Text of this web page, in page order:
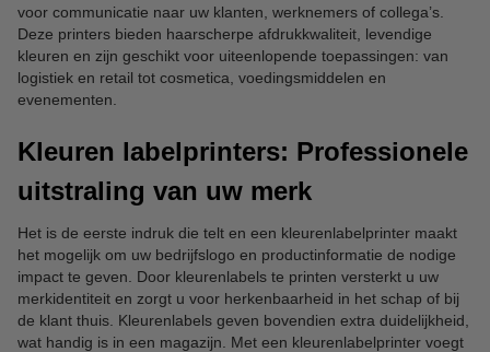
voor communicatie naar uw klanten, werknemers of collega’s.
Deze printers bieden haarscherpe afdrukkwaliteit, levendige
kleuren en zijn geschikt voor uiteenlopende toepassingen: van
logistiek en retail tot cosmetica, voedingsmiddelen en
evenementen.
Kleuren labelprinters: Professionele
uitstraling van uw merk
Het is de eerste indruk die telt en een kleurenlabelprinter maakt
het mogelijk om uw bedrijfslogo en productinformatie de nodige
impact te geven. Door kleurenlabels te printen versterkt u uw
merkidentiteit en zorgt u voor herkenbaarheid in het schap of bij
de klant thuis. Kleurenlabels geven bovendien extra duidelijkheid,
wat handig is in een magazijn. Met een kleurenlabelprinter voegt